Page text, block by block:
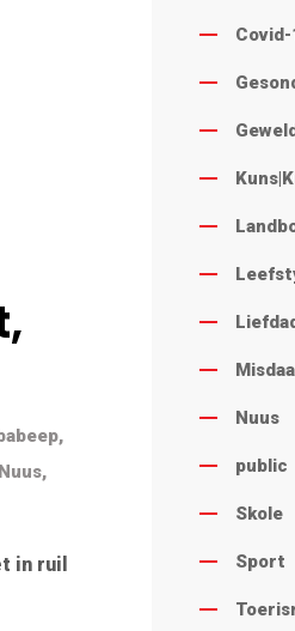
,
,
in ruil
Nuus
public
Skole
Sport